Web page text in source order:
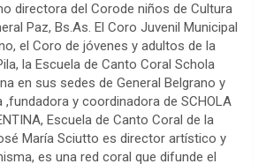
directora del Corode niños de Cultura
Paz, Bs.As. El Coro Juvenil Municipal
el Coro de jóvenes y adultos de la
la Escuela de Canto Coral Schola
en sus sedes de General Belgrano y
,fundadora y coordinadora de SCHOLA
Escuela de Canto Coral de la
María Sciutto es director artístico y
es una red coral que difunde el